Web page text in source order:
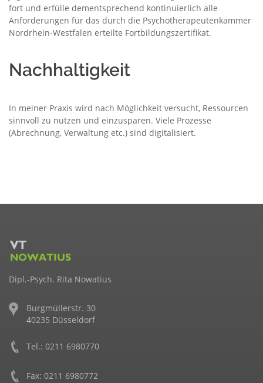
fort und erfülle dementsprechend kontinuierlich alle
Anforderungen für das durch die Psychotherapeutenkammer
Nordrhein-Westfalen erteilte Fortbildungszertifikat.
Nachhaltigkeit
In meiner Praxis wird nach Möglichkeit versucht, Ressourcen
sinnvoll zu nutzen und einzusparen. Viele Prozesse
(Abrechnung, Verwaltung etc.) sind digitalisiert.
Dipl.-Psych. Rita Nowatius
Burgmüllerstr. 30
40235 Düsseldorf
Tel.: 0211 6980770
Fax: 0211 6980772